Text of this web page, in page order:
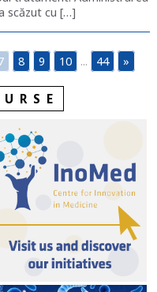
scăzut cu […]
8 9 10 ... 44 »